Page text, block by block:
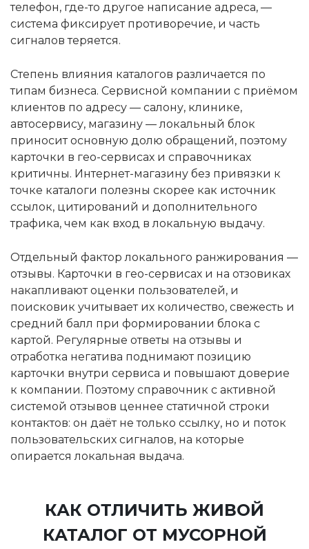
телефон, где-то другое написание адреса, —
система фиксирует противоречие, и часть
сигналов теряется.
Степень влияния каталогов различается по
типам бизнеса. Сервисной компании с приёмом
клиентов по адресу — салону, клинике,
автосервису, магазину — локальный блок
приносит основную долю обращений, поэтому
карточки в гео-сервисах и справочниках
критичны. Интернет-магазину без привязки к
точке каталоги полезны скорее как источник
ссылок, цитирований и дополнительного
трафика, чем как вход в локальную выдачу.
Отдельный фактор локального ранжирования —
отзывы. Карточки в гео-сервисах и на отзовиках
накапливают оценки пользователей, и
поисковик учитывает их количество, свежесть и
средний балл при формировании блока с
картой. Регулярные ответы на отзывы и
отработка негатива поднимают позицию
карточки внутри сервиса и повышают доверие
к компании. Поэтому справочник с активной
системой отзывов ценнее статичной строки
контактов: он даёт не только ссылку, но и поток
пользовательских сигналов, на которые
опирается локальная выдача.
КАК ОТЛИЧИТЬ ЖИВОЙ
КАТАЛОГ ОТ МУСОРНОЙ